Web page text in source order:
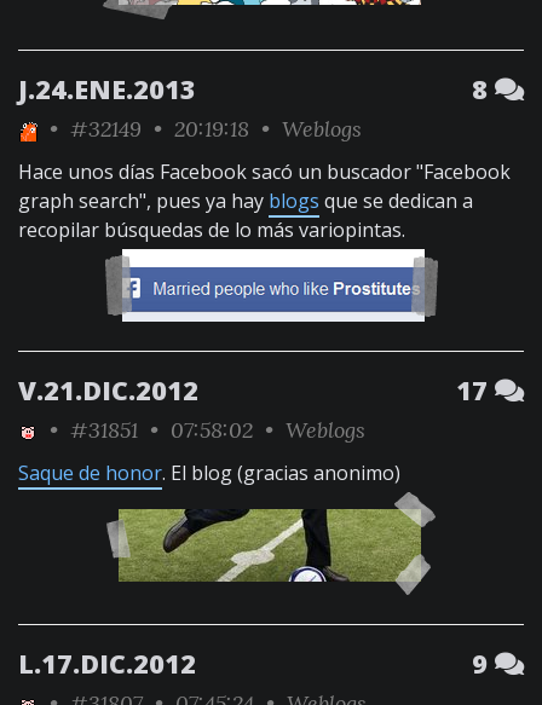
J.24.ENE.2013 8
• #32149 • 20:19:18 • Weblogs
Hace unos días Facebook sacó un buscador "Facebook
graph search", pues ya hay blogs que se dedican a
recopilar búsquedas de lo más variopintas.
V.21.DIC.2012 17
• #31851 • 07:58:02 • Weblogs
Saque de honor. El blog (gracias anonimo)
L.17.DIC.2012 9